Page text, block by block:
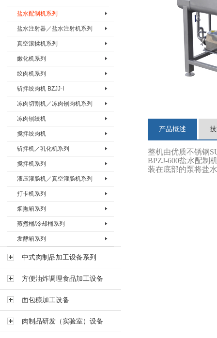
盐水配制机系列
盐水配置机BPZJ-80
盐水配置机BPZJ-200
盐水配置机BPZJ-600
盐水注射器／盐水注射机系列
盐水注射器BZSQ-I
盐水注射器BZSQ-II
盐水注射机BZSJ-12
盐水注射机BZSJ-20
盐水注射机BZSJ-52
盐水注射机 BZSJ-30H
真空滚揉机系列
真空搅拌按摩机 BAMJ-60L
真空搅拌按摩机 BAMJ-125L
真空搅拌按摩机 BAMJ-280L
真空滚揉机BVRJ-40
真空滚揉机BVRJ-150
真空滚揉机BVRJ-280
真空滚揉机BVRJ-350
真空滚揉机BVRJ-500
真空滚揉机BVRJ-750
真空滚揉机BVRJ-1000
真空滚揉机BVRJ-1500
真空滚揉机BVRJ-3000
嫩化机系列
嫩化机BNHJ-I
嫩化机BNHJ-II
嫩化机BNHJ-III
绞肉机系列
绞肉机BJRJ-82
绞肉机BJRJ-98A
绞肉机BJRJ-98B
绞肉机BJRJ-130
绞肉机BJRJ-160A
绞肉机BJRJ-160B
绞肉机BJRJ-200A
冻肉绞肉机BJRJ-200D
斩拌绞肉机 BZJJ-I
斩拌绞肉机BJZJ-40
冻肉切割机／冻肉刨肉机系列
冻肉切割机BDQJ-I
冻肉刨肉机BBRJ-II
冻肉刨绞机
冻肉刨绞机 BBJJ-130
冻肉刨绞机BBJJ-200
搅拌绞肉机
搅拌绞肉机BBJJ-80
搅拌绞肉机BBJJ-180
斩拌机／乳化机系列
斩拌机BZBJ-20
斩拌机BZBJ-40
斩拌机BZBJ-40B
斩拌机BZBJ-80
斩拌机BZBJ-80B
斩拌机BZBJ-130
斩拌机BZBJ-130B
真空斩拌机BZBJ-130V
斩拌机BZBJ-200B
斩拌机BZBJ-330B
搅拌机系列
搅拌机BJBJ-60F
搅拌机BJBJ-150F
搅拌机BJBJ-300D
搅拌机BJBJ-300FS
搅拌机BJBJ-300
搅拌机BJBJ-500
搅拌机BJBJ-750
搅拌机BJBJ-1000
搅拌机BJBJ-1500
液压灌肠机／真空灌肠机系列
液压灌肠机BYGJ-20
真空灌肠机BVGJ-2000
真空灌肠机BVGJ-4000
真空灌肠机BVGJ-6000
打卡机系列
打卡机BDKJ-I
打卡机BDKJ-II-S
打卡机BDKJ-II-C
烟熏箱系列
烟熏箱BYXX-50
烟熏箱BYXX-I
烟熏箱BYXX-II
烟熏箱BYXX-III
蒸煮桶/冷却桶系列
蒸煮桶BZZT-I
蒸煮桶BZZT-II
蒸煮桶BZZT-III
蒸煮桶BZZT-IV-150
蒸煮桶BZZT-IV-300
发酵箱系列
发酵箱
中式肉制品加工设备系列
方便油炸调理食品加工设备
面包糠加工设备
肉制品研发（实验室）设备
产品概述
整机由优质不锈钢
BPZJ-600盐水配制
装在底部的泵将盐